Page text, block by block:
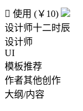
 使用 (￥10)
设计师十二时辰
设计师
UI
模板推荐
作者其他创作
大纲/内容